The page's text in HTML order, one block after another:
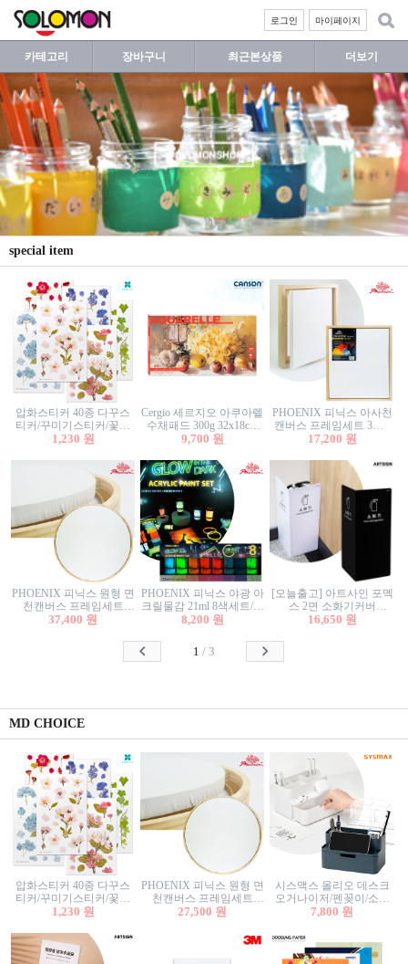
마이페이지
로그인
카테고리 장바구니 최근본상품 더보기
special item
압화스티커 40종 다꾸스
티커/꾸미기스티커/꽃스
티커/압화꽃책갈피/팬시
1,230 원
Cergio 세르지오 아쿠아렐
수채패드 300g 32x18cm
12매 1면제본
9,700 원
PHOENIX 피닉스 아사천
캔버스 프레임세트 3호F
27.3x22cm 캔버스와 올림
17,200 원
PHOENIX 피닉스 원형 면
천캔버스 프레임세트
40cm/원형캔버스/플로팅
37,400 원
PHOENIX 피닉스 야광 아
크릴물감 21ml 8색세트/야
광물감
8,200 원
[오늘출고] 아트사인 포멕
스 2면 소화기커버
1470/1471/소화기커버/소
함/소화기거치대/소화기
16,650 원
1 / 3
MD CHOICE
압화스티커 40종 다꾸스
티커/꾸미기스티커/꽃스
티커/압화꽃책갈피/팬시
1,230 원
PHOENIX 피닉스 원형 면
천캔버스 프레임세트
30cm/원형캔버스/플로팅
27,500 원
시스맥스 올리오 데스크
오거나이저/펜꽂이/소품
꽂이/소품함/정리함/수납
7,800 원